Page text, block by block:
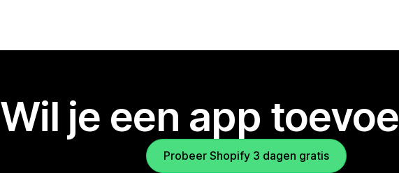
Wil je een app
Probeer Shopify 3 dagen gratis